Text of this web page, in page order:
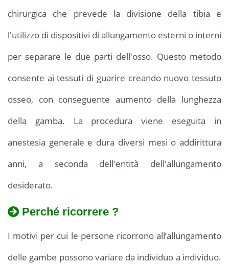
qualità.
chirurgica che prevede la divisione della tibia e
l'utilizzo di dispositivi di allungamento esterni o interni
per separare le due parti dell'osso. Questo metodo
consente ai tessuti di guarire creando nuovo tessuto
osseo, con conseguente aumento della lunghezza
della gamba. La procedura viene eseguita in
anestesia generale e dura diversi mesi o addirittura
anni, a seconda dell'entità dell'allungamento
desiderato.
Perché ricorrere ?
I motivi per cui le persone ricorrono all’allungamento
delle gambe possono variare da individuo a individuo.